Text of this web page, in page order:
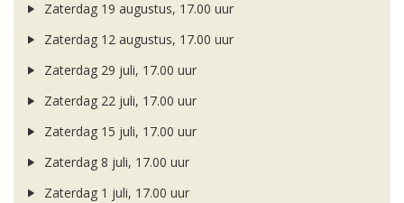
Zaterdag 19 augustus, 17.00 uur
Zaterdag 12 augustus, 17.00 uur
Zaterdag 29 juli, 17.00 uur
Zaterdag 22 juli, 17.00 uur
Zaterdag 15 juli, 17.00 uur
Zaterdag 8 juli, 17.00 uur
Zaterdag 1 juli, 17.00 uur